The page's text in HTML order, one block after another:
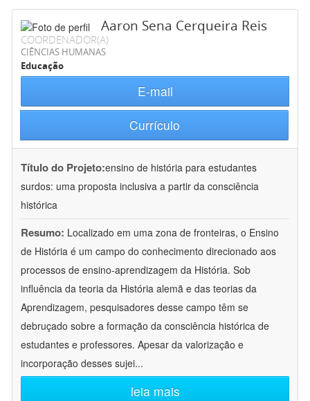
Aaron Sena Cerqueira Reis
COORDENADOR(A)
CIÊNCIAS HUMANAS
Educação
E-mail
Currículo
Título do Projeto:ensino de história para estudantes
surdos: uma proposta inclusiva a partir da consciência
histórica
Resumo: Localizado em uma zona de fronteiras, o Ensino
de História é um campo do conhecimento direcionado aos
processos de ensino-aprendizagem da História. Sob
influência da teoria da História alemã e das teorias da
Aprendizagem, pesquisadores desse campo têm se
debruçado sobre a formação da consciência histórica de
estudantes e professores. Apesar da valorização e
incorporação desses sujei...
leia mais